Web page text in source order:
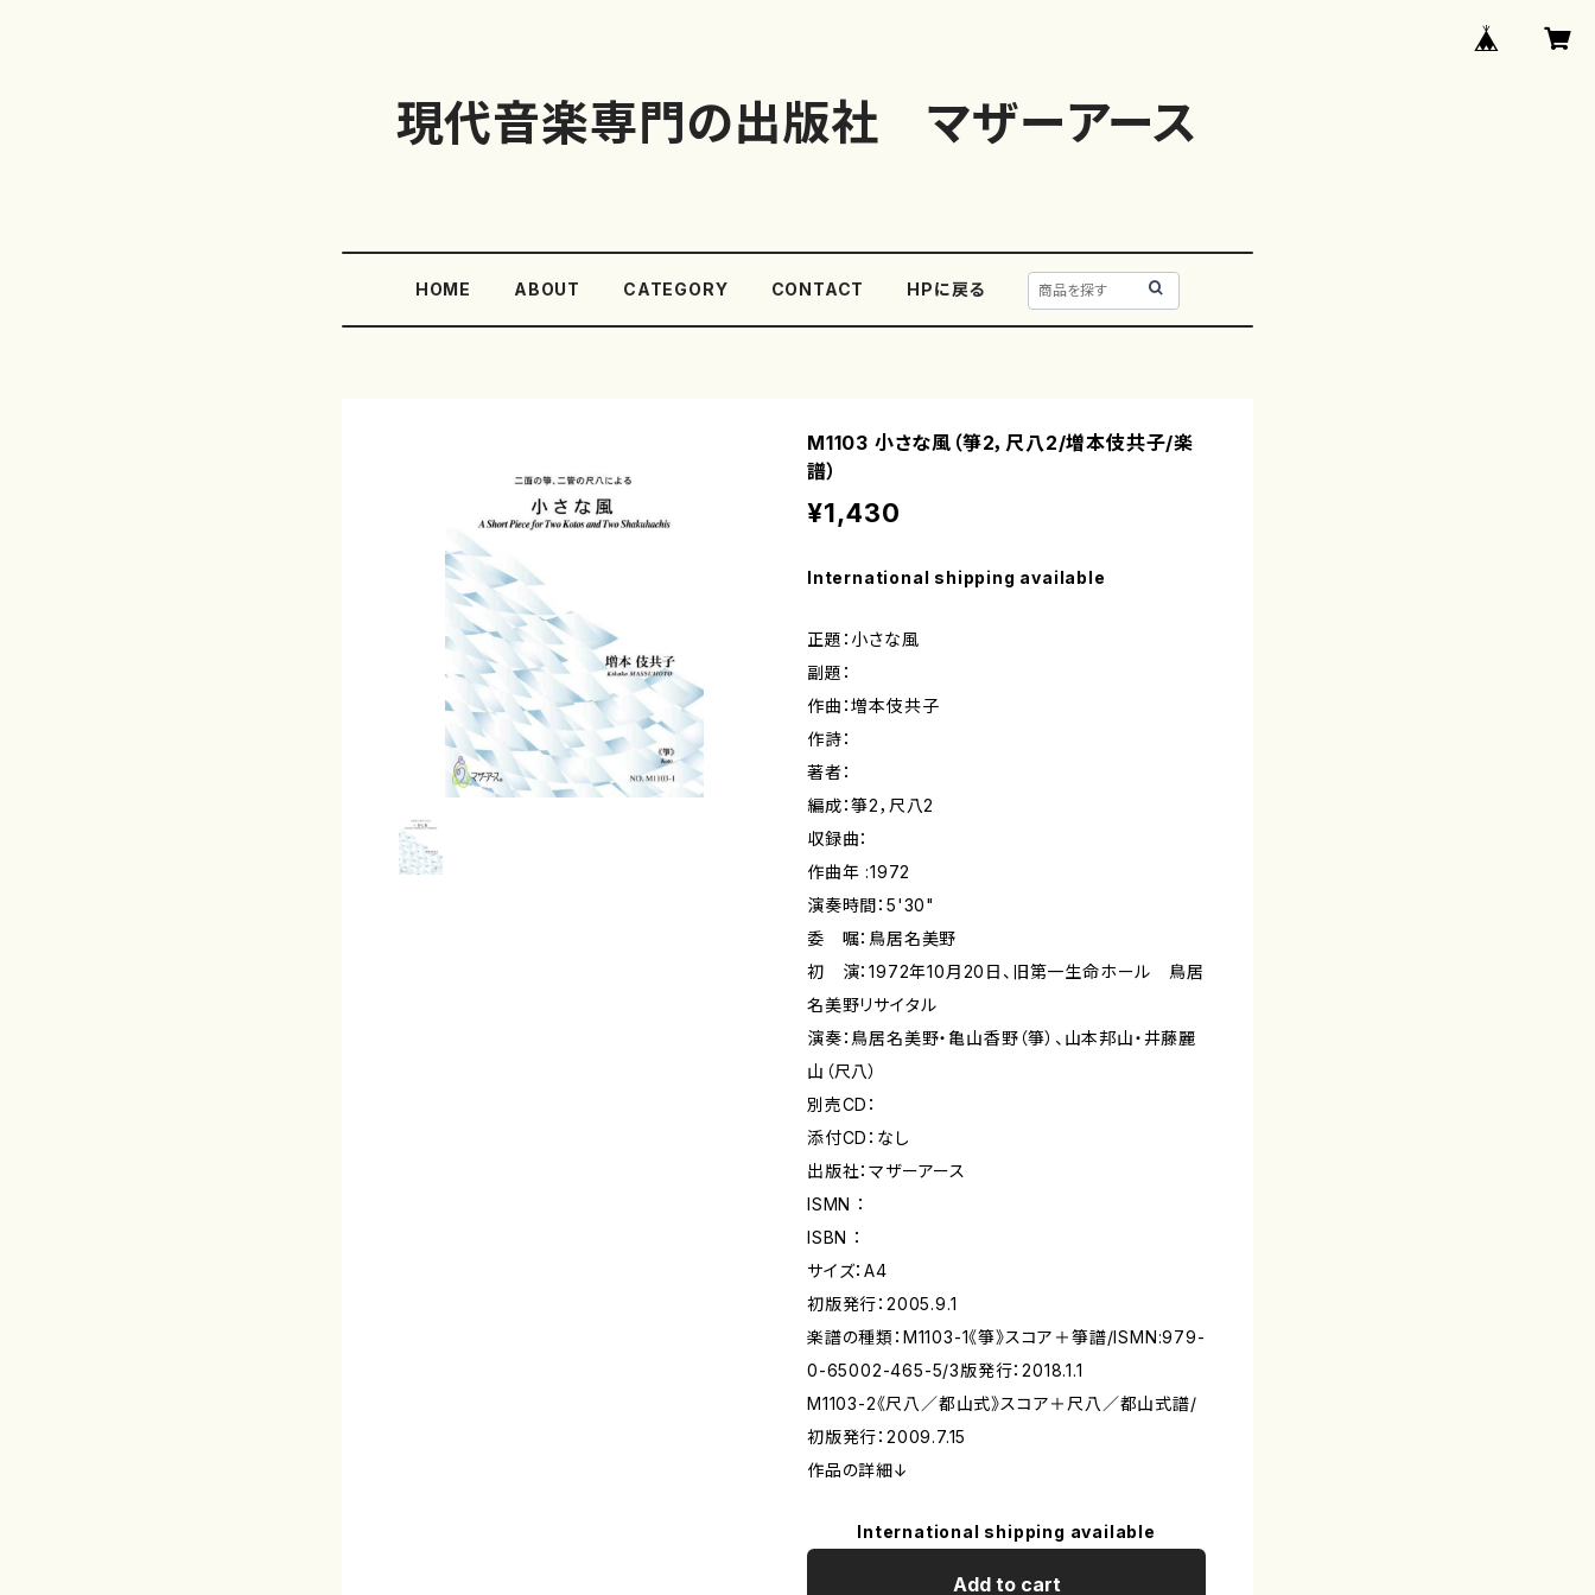
現代音楽専門の出版社 マザーアース
HOME ABOUT CATEGORY CONTACT HPに戻る
M1103 小さな風（箏2，尺八2/増本伎共子/楽
譜）
¥1,430
International shipping available
正題：小さな風
副題：
作曲：増本伎共子
作詩：
著者：
編成：箏2，尺八2
収録曲：
作曲年 :1972
演奏時間：5'30"
委 嘱：鳥居名美野
初 演：1972年10月20日、旧第一生命ホール 鳥居
名美野リサイタル
演奏：鳥居名美野・亀山香野（箏）、山本邦山・井藤麗
山（尺八）
別売CD：
添付CD：なし
出版社：マザーアース
ISMN ：
ISBN ：
サイズ：A4
初版発行：2005.9.1
楽譜の種類：M1103-1《箏》スコア＋箏譜/ISMN:979-
0-65002-465-5/3版発行：2018.1.1
M1103-2《尺八／都山式》スコア＋尺八／都山式譜/
初版発行：2009.7.15
作品の詳細↓
International shipping available
Add to cart